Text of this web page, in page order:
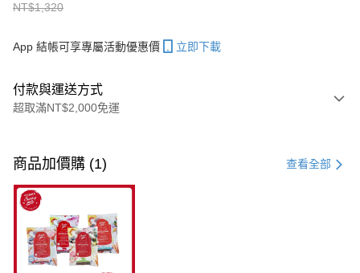
NT$1,320
App 結帳可享專屬活動優惠價 立即下載
付款與運送方式
超取滿NT$2,000免運
信用卡一次付款
超商取貨付款
LINE Pay
Apple Pay
商品加價購 (1) 查看全部